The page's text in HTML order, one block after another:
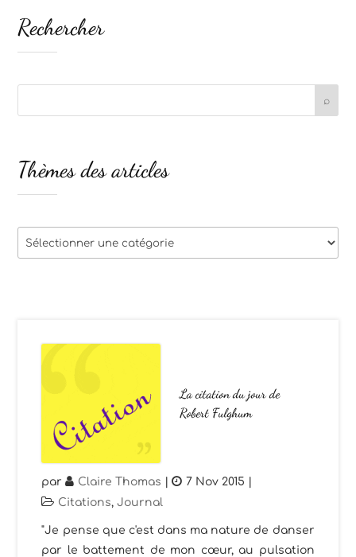
La citation du jour de
Robert Fulghum
par Claire Thomas | 7 Nov 2015 |
Citations,Journal
"Je pense que c'est dans ma nature de danser
par le battement de mon cœur, au pulsation
Rechercher
Thèmes des articles
Thèmes
des